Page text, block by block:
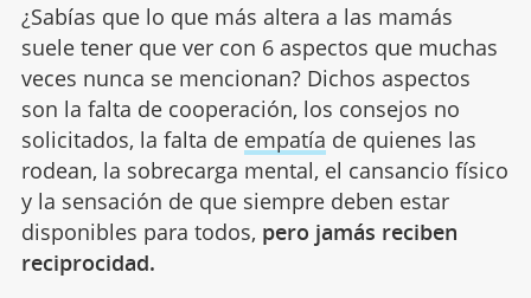
¿Sabías que lo que más altera a las mamás
suele tener que ver con 6 aspectos que muchas
veces nunca se mencionan? Dichos aspectos
son la falta de cooperación, los consejos no
solicitados, la falta de empatía de quienes las
rodean, la sobrecarga mental, el cansancio físico
y la sensación de que siempre deben estar
disponibles para todos, pero jamás reciben
reciprocidad.